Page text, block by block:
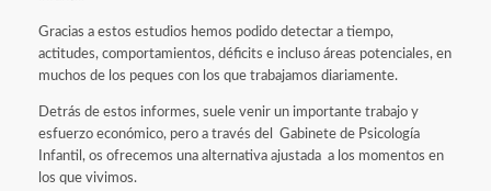
Gracias a estos estudios hemos podido detectar a tiempo,
actitudes, comportamientos, déficits e incluso áreas potenciales, en
muchos de los peques con los que trabajamos diariamente.
Detrás de estos informes, suele venir un importante trabajo y
esfuerzo económico, pero a través del Gabinete de Psicología
Infantil, os ofrecemos una alternativa ajustada a los momentos en
los que vivimos.